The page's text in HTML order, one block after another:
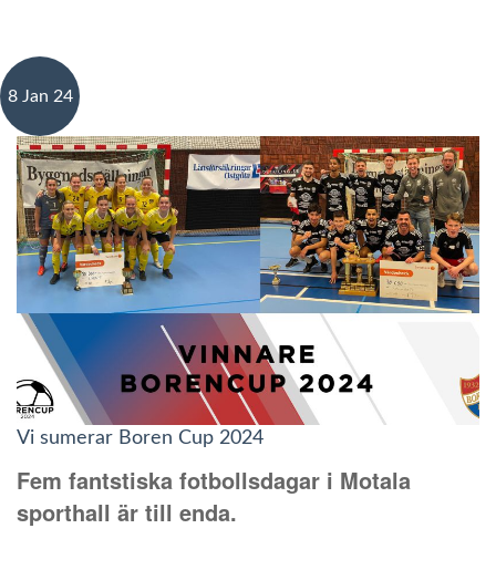
8 Jan 24
Vi sumerar Boren Cup 2024
Fem fantstiska fotbollsdagar i Motala
sporthall är till enda.